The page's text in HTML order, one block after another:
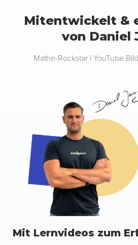
Mitentwickelt &
von Daniel
Mathe-Rockstar | YouTube
Mit Lernvideos zum